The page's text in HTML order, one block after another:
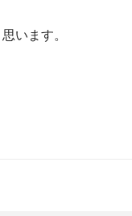
います。